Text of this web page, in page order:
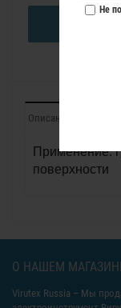
Не
Описание
Применение:
поверхности
О НАШЕМ
Virutex Russia – Мы